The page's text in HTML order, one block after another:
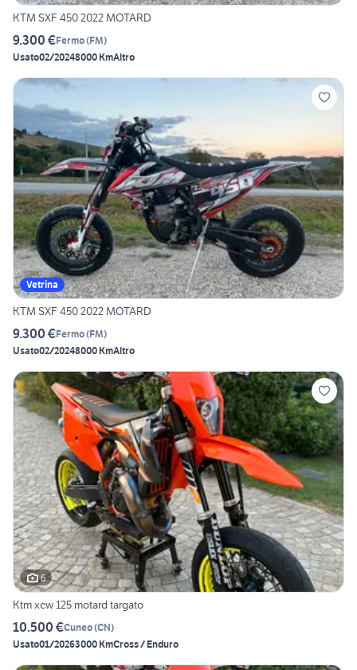
KTM SXF 450 2022 MOTARD
9.300 €Fermo(FM)
Usato02/20248000 KmAltro
Vetrina
KTM SXF 450 2022 MOTARD
9.300 €Fermo(FM)
Usato02/20248000 KmAltro
6
Ktm xcw 125 motard targato
10.500 €Cuneo(CN)
Usato01/20263000 KmCross / Enduro